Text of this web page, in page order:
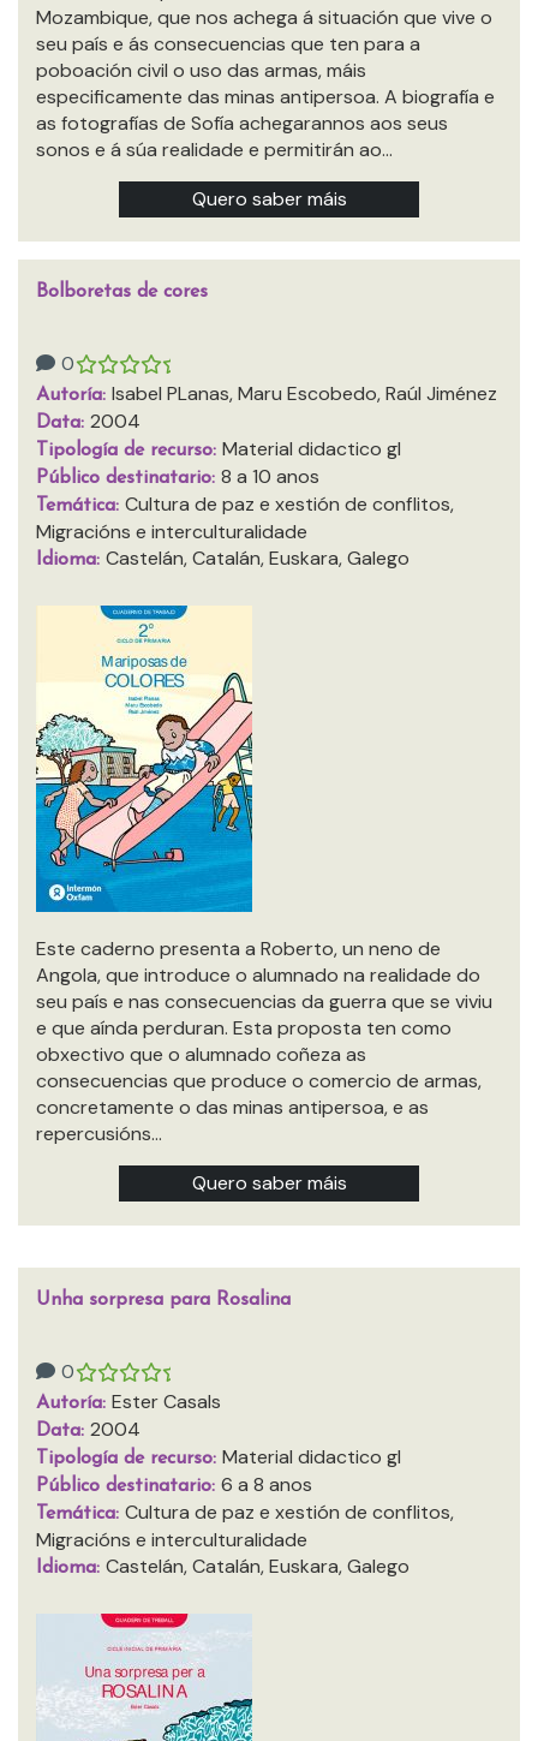
Mozambique, que nos achega á situación que vive o
seu país e ás consecuencias que ten para a
poboación civil o uso das armas, máis
especificamente das minas antipersoa. A biografía e
as fotografías de Sofía achegarannos aos seus
sonos e á súa realidade e permitirán ao…
Quero saber máis
Bolboretas de cores
0
Autoría: Isabel PLanas, Maru Escobedo, Raúl Jiménez
Data: 2004
Tipología de recurso: Material didactico gl
Público destinatario: 8 a 10 anos
Temática: Cultura de paz e xestión de conflitos,
Migracións e interculturalidade
Idioma: Castelán, Catalán, Euskara, Galego
Este caderno presenta a Roberto, un neno de
Angola, que introduce o alumnado na realidade do
seu país e nas consecuencias da guerra que se viviu
e que aínda perduran. Esta proposta ten como
obxectivo que o alumnado coñeza as
consecuencias que produce o comercio de armas,
concretamente o das minas antipersoa, e as
repercusións…
Quero saber máis
Unha sorpresa para Rosalina
0
Autoría: Ester Casals
Data: 2004
Tipología de recurso: Material didactico gl
Público destinatario: 6 a 8 anos
Temática: Cultura de paz e xestión de conflitos,
Migracións e interculturalidade
Idioma: Castelán, Catalán, Euskara, Galego